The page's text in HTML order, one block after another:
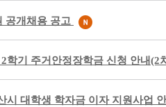
공개채용 공고
학기 주거안정장학금 신청 안내(2
시 대학생 학자금 이자 지원사업